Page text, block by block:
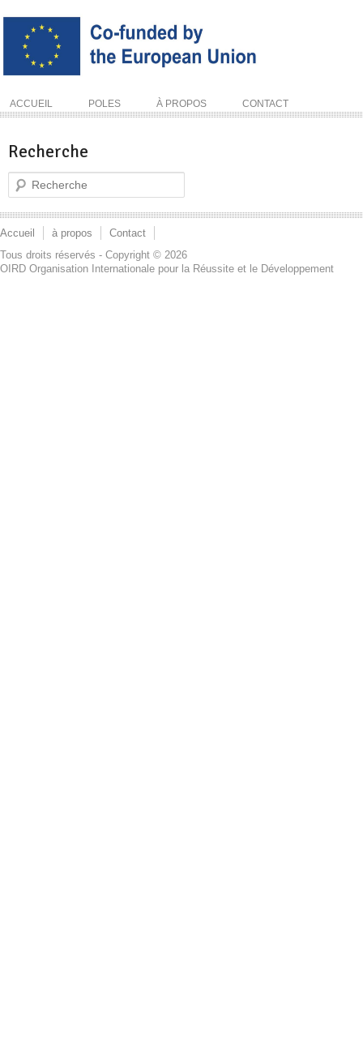
ACCUEIL POLES À PROPOS CONTACT
Recherche
Recherche
Accueil à propos
Contact
Tous droits réservés - Copyright © 2026
OIRD Organisation Internationale pour la Réussite et le Développement